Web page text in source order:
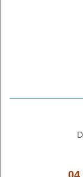
04